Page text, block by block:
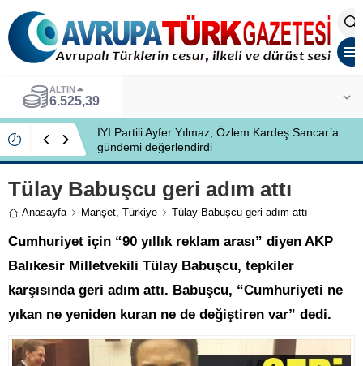
ALTIN
6.525,39
İYİ Partili Ayfer Yılmaz, Özlem Kardeş Sancar’a
gündemi değerlendirdi
Tülay Babuşcu geri adım attı
Anasayfa Manşet, Türkiye Tülay Babuşcu geri adım attı
Cumhuriyet için “90 yıllık reklam arası” diyen AKP
Balıkesir Milletvekili Tülay Babuşcu, tepkiler
karşısında geri adım attı. Babuşcu, “Cumhuriyeti ne
yıkan ne yeniden kuran ne de değiştiren var” dedi.